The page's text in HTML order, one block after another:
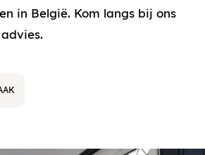
in België. Kom langs bij ons